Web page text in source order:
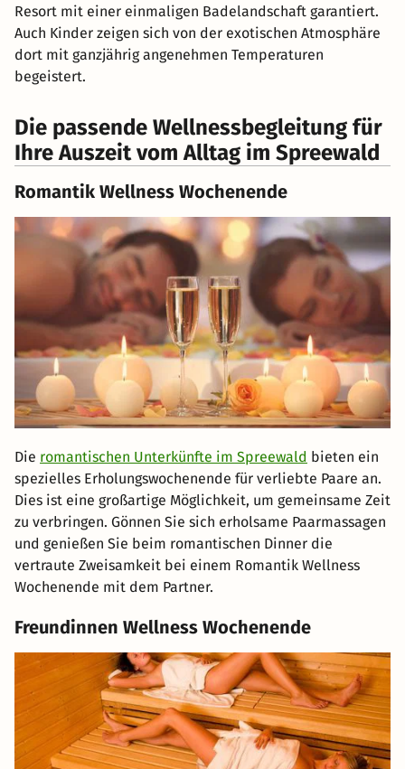
Resort mit einer einmaligen Badelandschaft garantiert.
Auch Kinder zeigen sich von der exotischen Atmosphäre
dort mit ganzjährig angenehmen Temperaturen
begeistert.
Die passende Wellnessbegleitung für
Ihre Auszeit vom Alltag im Spreewald
Romantik Wellness Wochenende
Die romantischen Unterkünfte im Spreewald bieten ein
spezielles Erholungswochenende für verliebte Paare an.
Dies ist eine großartige Möglichkeit, um gemeinsame Zeit
zu verbringen. Gönnen Sie sich erholsame Paarmassagen
und genießen Sie beim romantischen Dinner die
vertraute Zweisamkeit bei einem Romantik Wellness
Wochenende mit dem Partner.
Freundinnen Wellness Wochenende